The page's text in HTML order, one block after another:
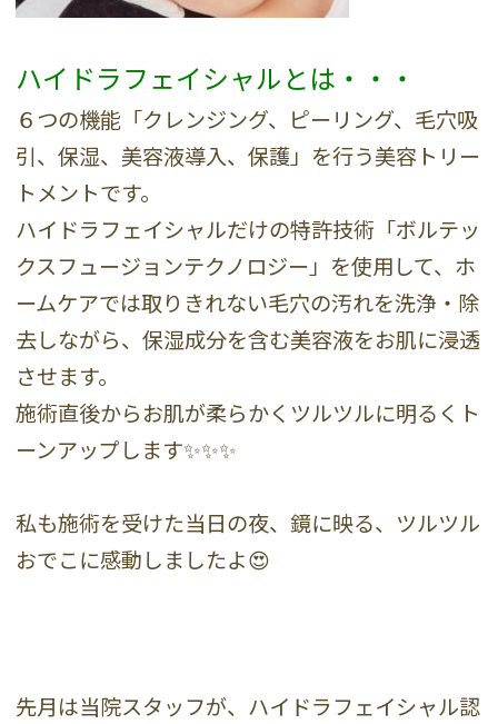
ハイドラフェイシャルとは・・・
６つの機能「クレンジング、ピーリング、毛穴吸
引、保湿、美容液導入、保護」を行う美容トリー
トメントです。
ハイドラフェイシャルだけの特許技術「ボルテッ
クスフュージョンテクノロジー」を使用して、ホ
ームケアでは取りきれない毛穴の汚れを洗浄・除
去しながら、保湿成分を含む美容液をお肌に浸透
させます。
施術直後からお肌が柔らかくツルツルに明るくト
ーンアップします✨✨✨
私も施術を受けた当日の夜、鏡に映る、ツルツル
おでこに感動しましたよ😍
先月は当院スタッフが、ハイドラフェイシャル認